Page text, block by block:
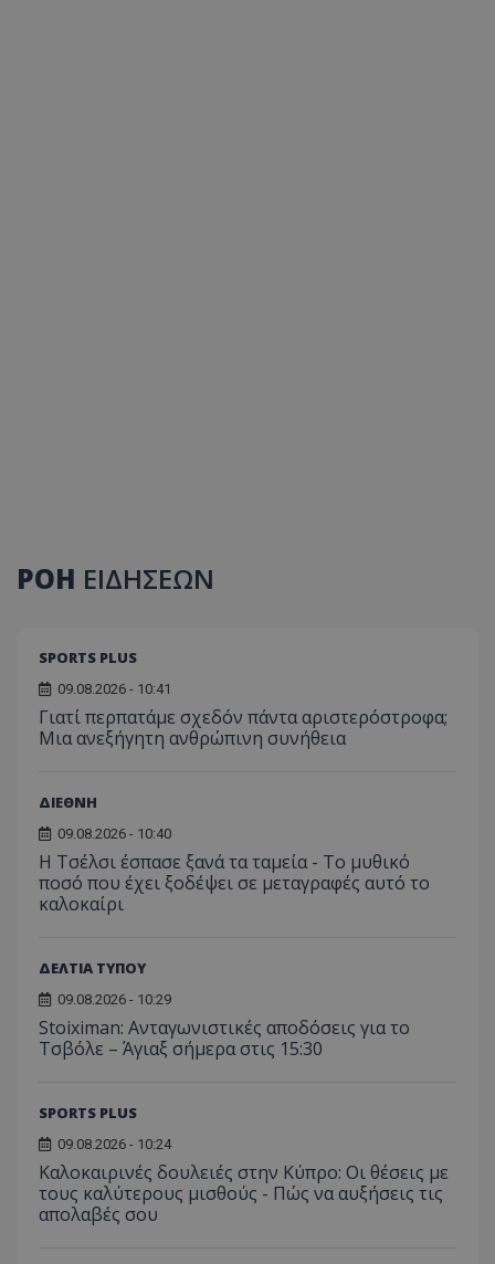
ΡΟΗ ΕΙΔΗΣΕΩΝ
SPORTS PLUS
09.08.2026 - 10:41
Γιατί περπατάμε σχεδόν πάντα αριστερόστροφα;
Μια ανεξήγητη ανθρώπινη συνήθεια
ΔΙΕΘΝΗ
09.08.2026 - 10:40
Η Τσέλσι έσπασε ξανά τα ταμεία - Το μυθικό
ποσό που έχει ξοδέψει σε μεταγραφές αυτό το
καλοκαίρι
ΔΕΛΤΙΑ ΤΥΠΟΥ
09.08.2026 - 10:29
Stoiximan: Ανταγωνιστικές αποδόσεις για το
Τσβόλε – Άγιαξ σήμερα στις 15:30
SPORTS PLUS
09.08.2026 - 10:24
Καλοκαιρινές δουλειές στην Κύπρο: Οι θέσεις με
τους καλύτερους μισθούς - Πώς να αυξήσεις τις
απολαβές σου